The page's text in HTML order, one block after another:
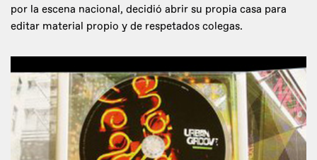
por la escena nacional, decidió abrir su propia casa para
editar material propio y de respetados colegas.